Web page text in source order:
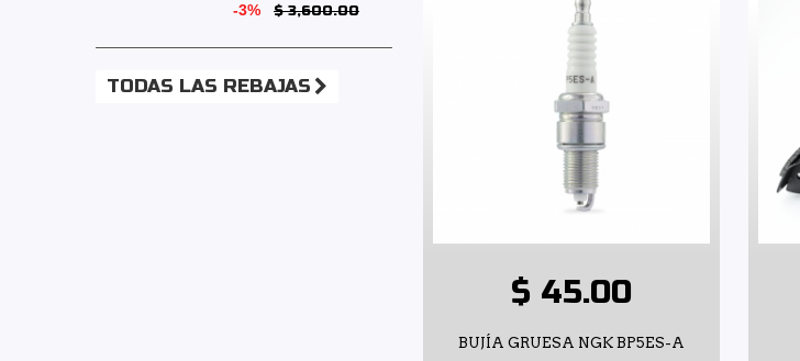
-3% $ 3,600.00
TODAS LAS REBAJAS
$ 45.00
BUJÍA GRUESA NGK BP5ES-A